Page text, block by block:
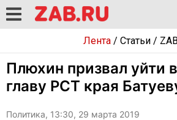
Лента/ Статьи/
Плюхин призвал уйти
главу РСТ края
Политика, 13:30, 29 марта 2019